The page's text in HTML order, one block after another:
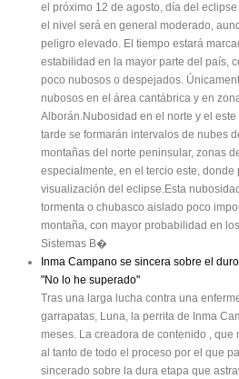
el próximo 12 de agosto, día del
el nivel será en general moderado,
peligro elevado. El tiempo estará
estabilidad en la mayor parte del país,
poco nubosos o despejados.
nubosos en el área cantábrica y en
Alborán.Nubosidad en el norte y el
tarde se formarán intervalos de nubes
montañas del norte peninsular, zonas
especialmente, en el tercio este,
visualización del eclipse.Esta
tormenta o chubasco aislado poco
montaña, con mayor probabilidad en
Sistemas B�
Inma Campano se sincera sobre el
"No lo he superado"
Tras una larga lucha contra una
garrapatas, Luna, la perrita de Inma
meses. La creadora de contenido , que
al tanto de todo el proceso por el que
sincerado sobre la dura etapa que